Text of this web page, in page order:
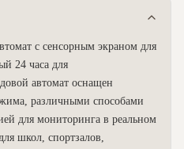
с сенсорным экраном для
24 часа для
автомат оснащен
различными способами
для мониторинга в реальном
школ, спортзалов,